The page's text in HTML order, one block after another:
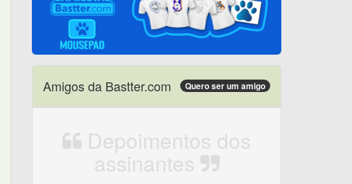
Amigos da Bastter.com Quero ser um amigo
Depoimentos dos
assinantes